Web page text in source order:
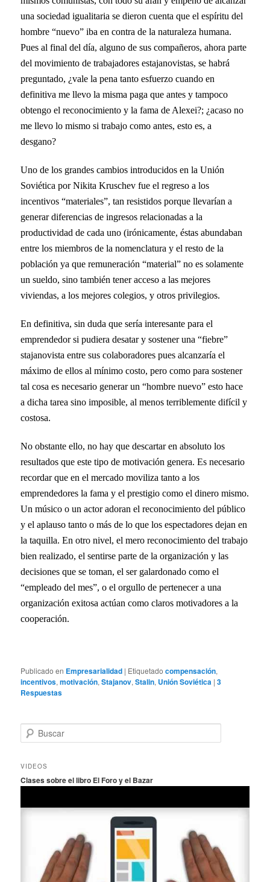
una sociedad igualitaria se dieron cuenta que el espíritu del
hombre “nuevo” iba en contra de la naturaleza humana.
Pues al final del día, alguno de sus compañeros, ahora parte
del movimiento de trabajadores estajanovistas, se habrá
preguntado, ¿vale la pena tanto esfuerzo cuando en
definitiva me llevo la misma paga que antes y tampoco
obtengo el reconocimiento y la fama de Alexei?; ¿acaso no
me llevo lo mismo si trabajo como antes, esto es, a
desgano?
Uno de los grandes cambios introducidos en la Unión
Soviética por Nikita Kruschev fue el regreso a los
incentivos “materiales”, tan resistidos porque llevarían a
generar diferencias de ingresos relacionadas a la
productividad de cada uno (irónicamente, éstas abundaban
entre los miembros de la nomenclatura y el resto de la
población ya que remuneración “material” no es solamente
un sueldo, sino también tener acceso a las mejores
viviendas, a los mejores colegios, y otros privilegios.
En definitiva, sin duda que sería interesante para el
emprendedor si pudiera desatar y sostener una “fiebre”
stajanovista entre sus colaboradores pues alcanzaría el
máximo de ellos al mínimo costo, pero como para sostener
tal cosa es necesario generar un “hombre nuevo” esto hace
a dicha tarea sino imposible, al menos terriblemente difícil y
costosa.
No obstante ello, no hay que descartar en absoluto los
resultados que este tipo de motivación genera. Es necesario
recordar que en el mercado moviliza tanto a los
emprendedores la fama y el prestigio como el dinero mismo.
Un músico o un actor adoran el reconocimiento del público
y el aplauso tanto o más de lo que los espectadores dejan en
la taquilla. En otro nivel, el mero reconocimiento del trabajo
bien realizado, el sentirse parte de la organización y las
decisiones que se toman, el ser galardonado como el
“empleado del mes”, o el orgullo de pertenecer a una
organización exitosa actúan como claros motivadores a la
cooperación.
Publicado en Empresarialidad | Etiquetado compensación,
incentivos,motivación,Stajanov,Stalin, Unión Soviética |3
Respuestas
u
c
r
VIDEOS
Clases sobre el libro El Foro y el Bazar